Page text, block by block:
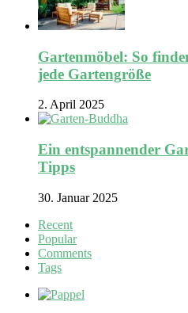
Gartenmöbel: So
jede Gartengröße
2. April 2025
Ein entspannender
Tipps
30. Januar 2025
Recent
Popular
Comments
Tags